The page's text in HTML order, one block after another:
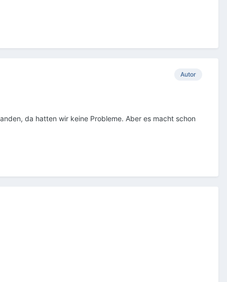
Autor
da hatten wir keine Probleme. Aber es macht schon